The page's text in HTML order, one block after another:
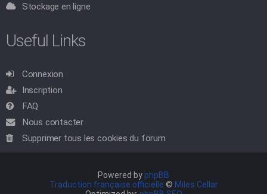
Stockage en ligne
Useful Links
Connexion
Inscription
FAQ
Nous contacter
Supprimer tous les cookies du forum
Powered byphpBB
Traduction française officielle © Miles Cellar